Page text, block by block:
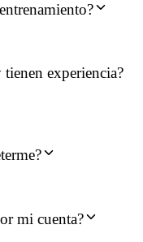
tienen experiencia?
mi cuenta?